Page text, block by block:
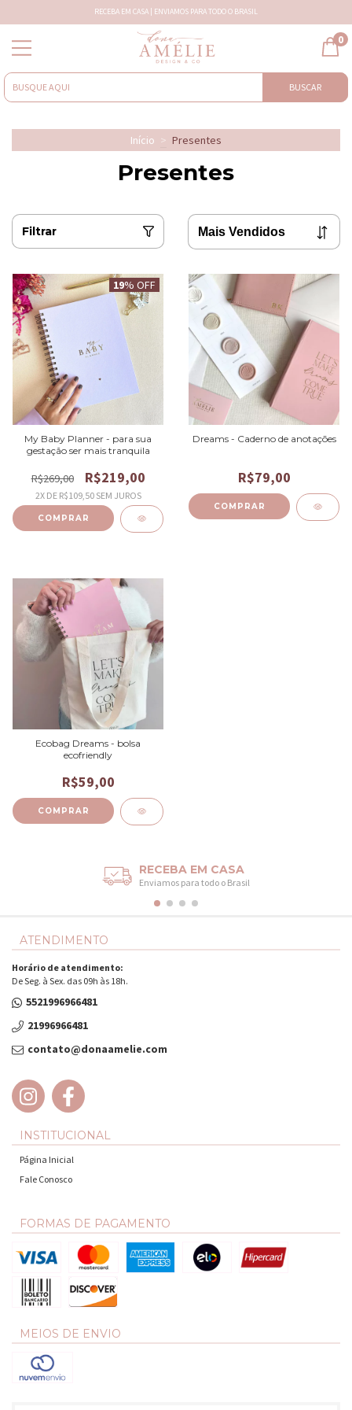
RECEBA EM CASA | ENVIAMOS PARA TODO O BRASIL
BUSCAR
0
Início > Presentes
Presentes
Filtrar
19% OFF
My Baby Planner - para sua
gestação ser mais tranquila
R$269,00 R$219,00
2X DE R$109,50SEM JUROS
Dreams - Caderno de anotações
R$79,00
Ecobag Dreams - bolsa
ecofriendly
R$59,00
RECEBA EM CASA
Enviamos para todo o Brasil
ATENDIMENTO
Horário de atendimento:
De Seg. à Sex. das 09h às 18h.
5521996966481
21996966481
contato@donaamelie.com
INSTITUCIONAL
Página Inicial
Fale Conosco
FORMAS DE PAGAMENTO
MEIOS DE ENVIO